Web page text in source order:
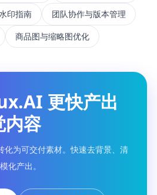
印指南
团队协作与版本管理
商品图与缩略图优化
更快产出
内容
化为可交付素材。快速去背景、清
化产出。